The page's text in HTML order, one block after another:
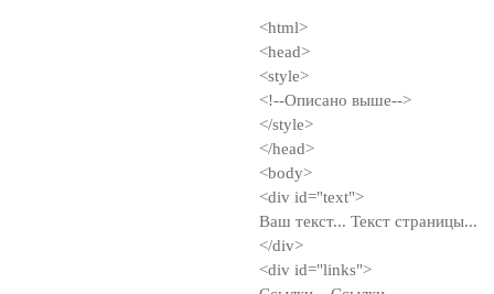
<html>
<head>
<style>
<!--Описано выше-->
</style>
</head>
<body>
<div id="text">
Ваш текст... Текст страницы...
</div>
<div id="links">